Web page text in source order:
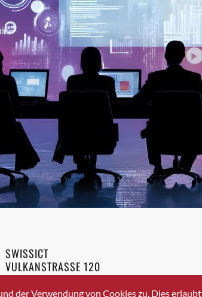
AG
Platz
SWISSICT
VULKANSTRASSE 120
8048 ZURICH
der Verwendung von Cookies zu. Dies erlaubt